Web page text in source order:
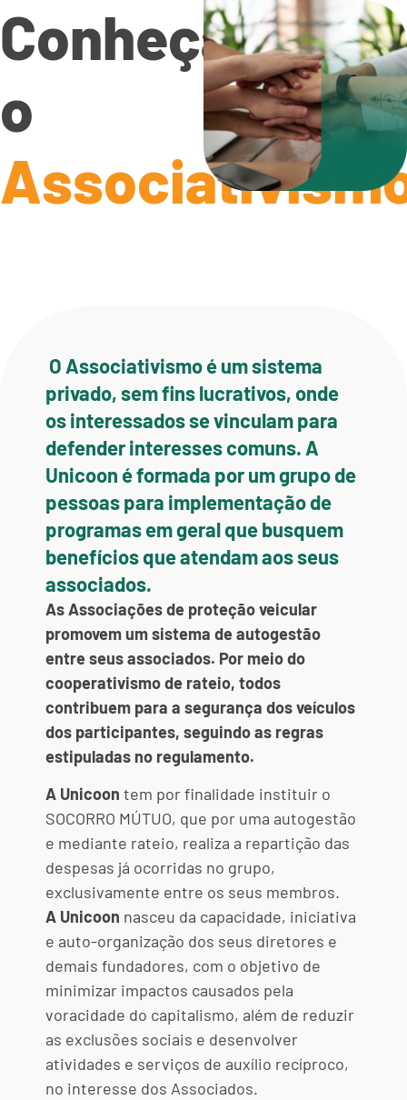
Conheça
o
O Associativismo é um sistema
privado, sem fins lucrativos, onde
os interessados se vinculam para
defender interesses comuns. A
Unicoon é formada por um grupo de
pessoas para implementação de
programas em geral que busquem
benefícios que atendam aos seus
associados.
As Associações de proteção veicular
promovem um sistema deautogestão
entre seus associados. Por meio do
cooperativismo de rateio, todos
contribuem para a segurança dos veículos
dos participantes, seguindo as regras
estipuladas no regulamento.
A Unicoon tem por finalidade instituir o
SOCORRO MÚTUO, que por uma autogestão
e mediante rateio, realiza a repartição das
despesas já ocorridas no grupo,
exclusivamente entre os seus membros.
A Unicoon nasceu da capacidade, iniciativa
e auto-organização dos seus diretores e
demais fundadores, com o objetivo de
minimizar impactos causados pela
voracidade do capitalismo, além de reduzir
as exclusões sociais e desenvolver
atividades e serviços de auxílio recíproco,
no interesse dos Associados.